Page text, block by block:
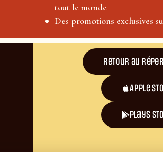
tout le monde
Des promotions exclusives
Retour au
Apple
plays